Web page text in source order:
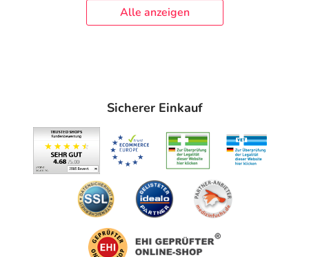
Alle anzeigen
Sicherer Einkauf